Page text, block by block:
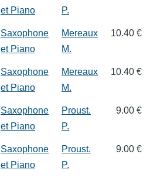
et Piano
P.
Saxophone
et Piano
Mereaux
M.
10.40 €
Saxophone
et Piano
Mereaux
M.
10.40 €
Saxophone
et Piano
Proust.
P.
9.00 €
Saxophone
et Piano
Proust.
P.
9.00 €